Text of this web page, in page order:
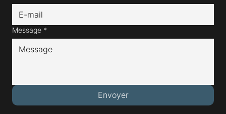
Message *
Envoyer